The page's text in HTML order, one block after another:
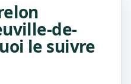
de-
le suivre